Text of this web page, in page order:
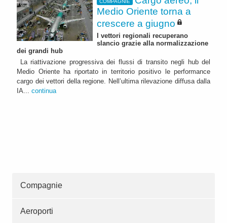
Medio Oriente torna a
crescere a giugno
I vettori regionali recuperano
slancio grazie alla normalizzazione
dei grandi hub
La riattivazione progressiva dei flussi di transito negli hub del
Medio Oriente ha riportato in territorio positivo le performance
cargo dei vettori della regione. Nell’ultima rilevazione diffusa dalla
IA... continua
Compagnie
Aeroporti